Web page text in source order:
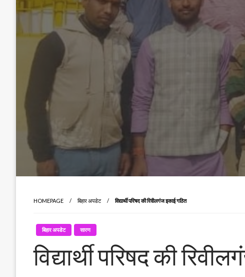
HOMEPAGE बिहार अपडेट विद्यार्थी परिषद की रिवीलगंज इकाई गठित
बिहार अपडेट सारण
विद्यार्थी परिषद की